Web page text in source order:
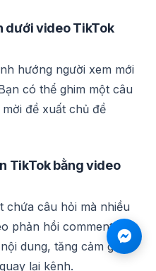
dưới video TikTok
hướng người xem mới
có thể ghim một câu
đề xuất chủ đề
TikTok bằng video
chứa câu hỏi mà nhiều
phản hồi comment
dung, tăng cảm giác
lại kênh.